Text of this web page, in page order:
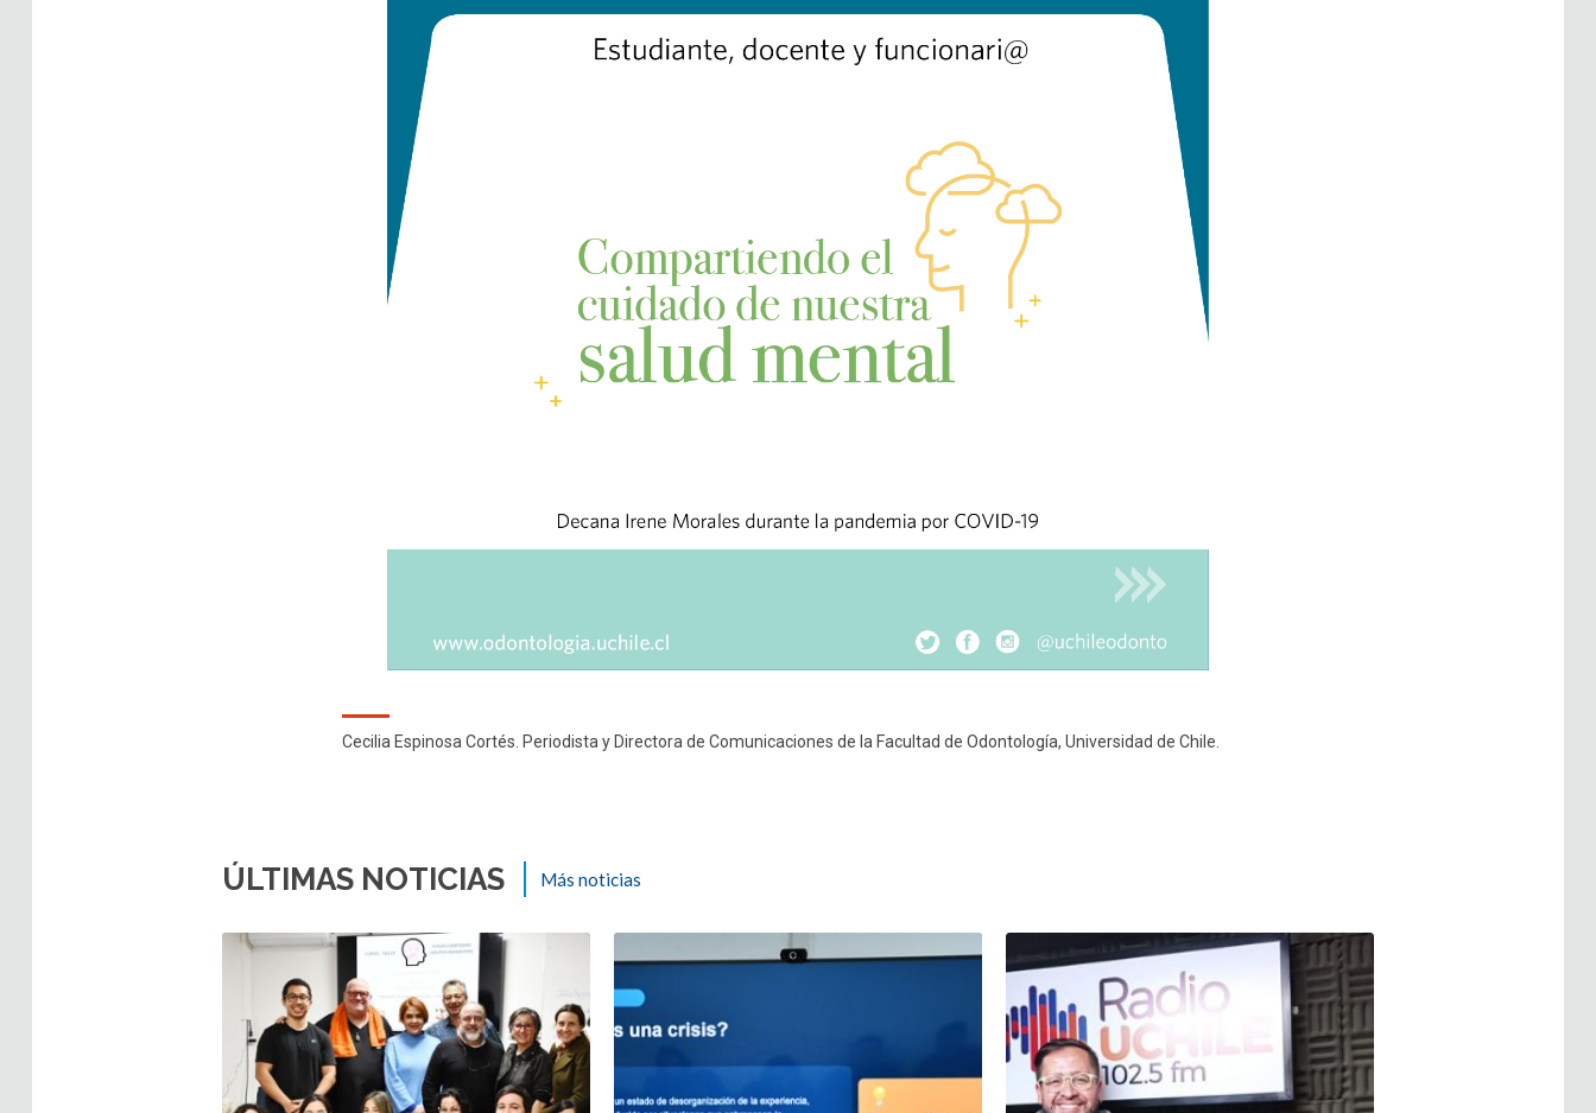
Cecilia Espinosa Cortés. Periodista y Directora de Comunicaciones de la Facultad de Odontología, Universidad de Chile.
ÚLTIMAS NOTICIAS Más noticias